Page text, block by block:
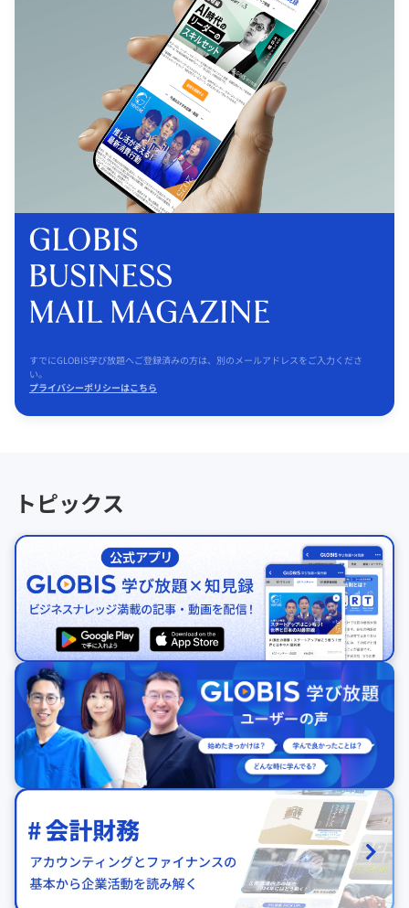
すでにGLOBIS学び放題へご登録済みの方は、別のメールアドレスをご入力くださ
い。
プライバシーポリシーはこちら
トピックス